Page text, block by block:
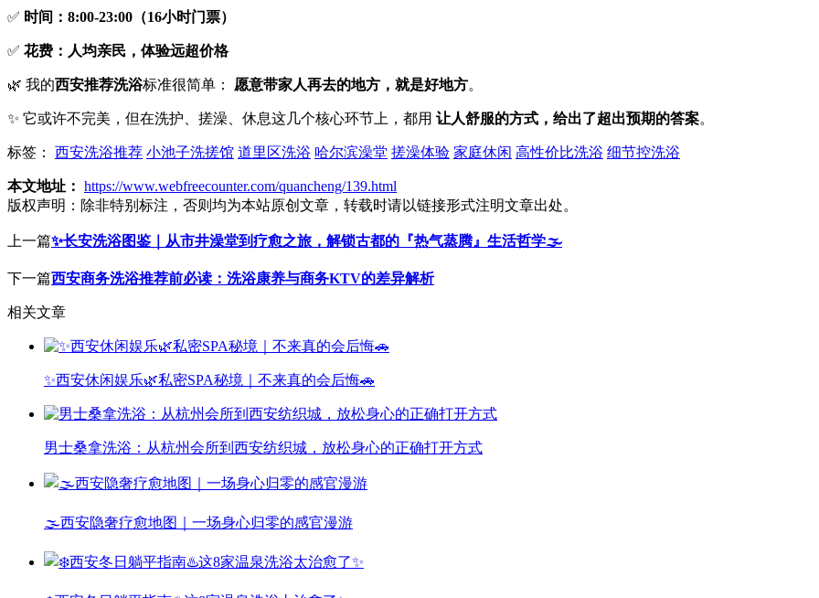
✅ 时间：8:00-23:00（16小时门票）
✅ 花费：人均亲民，体验远超价格
🌿 我的西安推荐洗浴标准很简单： 愿意带家人再去的地方，就是好地方。
✨ 它或许不完美，但在洗护、搓澡、休息这几个核心环节上，都用 让人舒服的方式，给出了超出预期的答案。
标签： 西安洗浴推荐 小池子洗搓馆 道里区洗浴 哈尔滨澡堂 搓澡体验 家庭休闲 高性价比洗浴 细节控洗浴
本文地址： https://www.webfreecounter.com/quancheng/139.html
版权声明： 除非特别标注，否则均为本站原创文章，转载时请以链接形式注明文章出处。
上一篇✨长安洗浴图鉴｜从市井澡堂到疗愈之旅，解锁古都的『热气蒸腾』生活哲学🌫️
下一篇西安商务洗浴推荐前必读：洗浴康养与商务KTV的差异解析
相关文章
✨西安休闲娱乐🌿私密SPA秘境｜不来真的会后悔🚗
男士桑拿洗浴：从杭州会所到西安纺织城，放松身心的正确打开方式
🌫️西安隐奢疗愈地图｜一场身心归零的感官漫游